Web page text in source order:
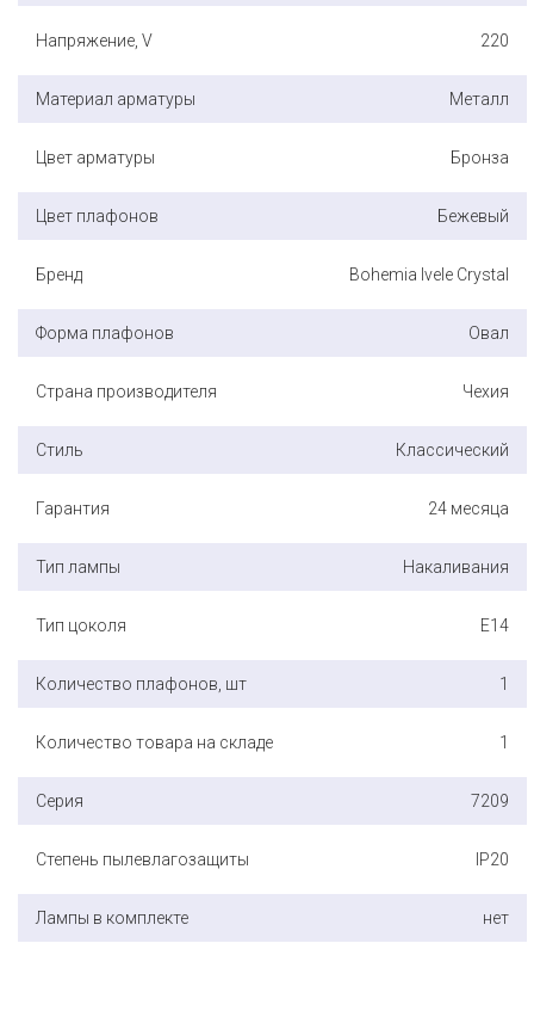
Напряжение, V 220
Материал арматуры Металл
Цвет арматуры Бронза
Цвет плафонов Бежевый
Бренд Bohemia Ivele Crystal
Форма плафонов Овал
Страна производителя Чехия
Стиль Классический
Гарантия 24 месяца
Тип лампы Накаливания
Тип цоколя E14
Количество плафонов, шт 1
Количество товара на складе 1
Серия 7209
Степень пылевлагозащиты IP20
Лампы в комплекте нет